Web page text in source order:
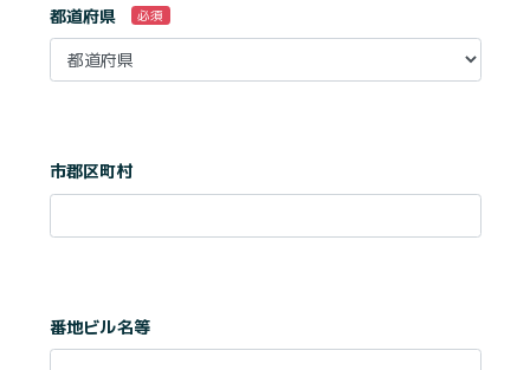
都道府県 必須
市郡区町村
番地ビル名等